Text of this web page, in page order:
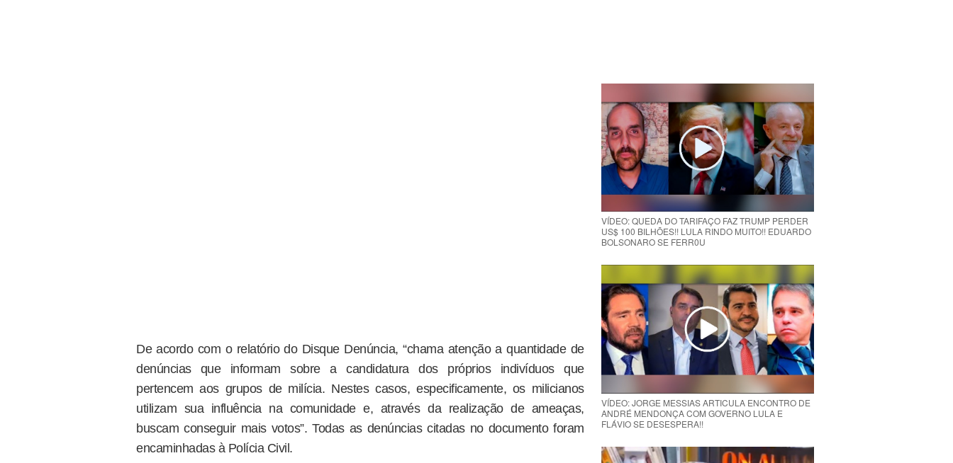
De acordo com o relatório do Disque Denúncia, “chama atenção a quantidade de
denúncias que informam sobre a candidatura dos próprios indivíduos que
pertencem aos grupos de milícia. Nestes casos, especificamente, os milicianos
utilizam sua influência na comunidade e, através da realização de ameaças,
buscam conseguir mais votos”. Todas as denúncias citadas no documento foram
encaminhadas à Polícia Civil.
VÍDEO: QUEDA DO TARIFAÇO FAZ TRUMP PERDER
US$ 100 BILHÕES!! LULA RINDO MUITO!! EDUARDO
BOLSONARO SE FERR0U
VÍDEO: JORGE MESSIAS ARTICULA ENCONTRO DE
ANDRÉ MENDONÇA COM GOVERNO LULA E
FLÁVIO SE DESESPERA!!